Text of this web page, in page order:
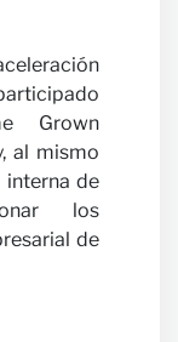
Grown
al mismo
interna de
los
de